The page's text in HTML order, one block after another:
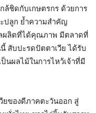
ล้ชิดกับเกษตรกร ด้วยการ
ปลูก ย้ำความสำคัญ
ผลิตที่ได้คุณภาพ มีตลาดที่
สับปะรดปัตตาเวีย ได้รับ
นผลไม้ในการไหว้เจ้าที่มี